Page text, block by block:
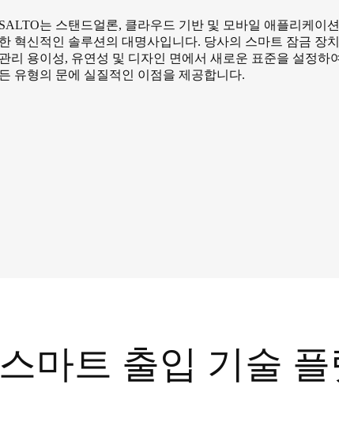
SALTO는 스탠드얼론, 클라우드 기반 및 모바일 애플리케이
한 혁신적인 솔루션의 대명사입니다. 당사의 스마트 잠금 장
관리 용이성, 유연성 및 디자인 면에서 새로운 표준을 설정하
든 유형의 문에 실질적인 이점을 제공합니다.
스마트 출입 기술